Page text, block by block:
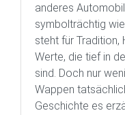
anderes
symbolträchtig
steht für Tradition,
Werte, die tief in
sind. Doch nur
Wappen
Geschichte es